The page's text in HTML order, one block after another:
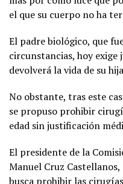
el que su cuerpo no ha
El padre biológico, que
circunstancias, hoy exige
devolverá la vida de su
No obstante, tras este
se propuso prohibir
edad sin justificación
El presidente de la
Manuel Cruz
busca prohibir las